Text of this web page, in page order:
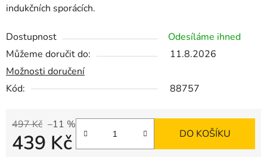
indukčních sporácích.
Dostupnost
Odesíláme ihned
Můžeme doručit do:
11.8.2026
Možnosti doručení
Kód:
88757
497 Kč –11 %
439 Kč DO KOŠÍKU